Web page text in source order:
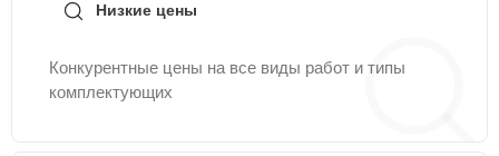
Низкие цены
Конкурентные цены на все виды работ и типы
комплектующих